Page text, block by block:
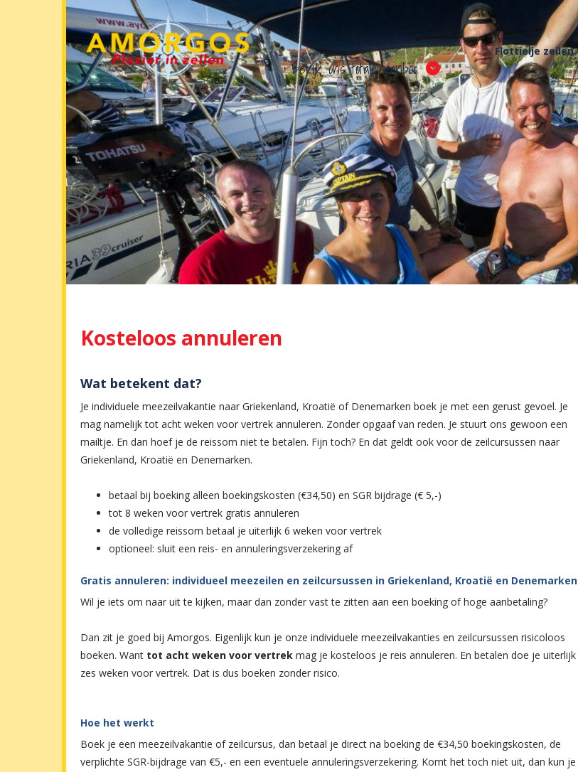
Kosteloos annuleren
Wat betekent dat?
Je individuele meezeilvakantie naar Griekenland, Kroatië of Denemarken boek je met een gerust gevoel. Je
mag namelijk tot acht weken voor vertrek annuleren. Zonder opgaaf van reden. Je stuurt ons gewoon een
mailtje. En dan hoef je de reissom niet te betalen. Fijn toch? En dat geldt ook voor de zeilcursussen naar
Griekenland, Kroatië en Denemarken.
betaal bij boeking alleen boekingskosten (€34,50) en SGR bijdrage (€ 5,-)
tot 8 weken voor vertrek gratis annuleren
de volledige reissom betaal je uiterlijk 6 weken voor vertrek
optioneel: sluit een reis- en annuleringsverzekering af
Gratis annuleren: individueel meezeilen en zeilcursussen in Griekenland, Kroatië en Denemarken
Wil je iets om naar uit te kijken, maar dan zonder vast te zitten aan een boeking of hoge aanbetaling?
Dan zit je goed bij Amorgos. Eigenlijk kun je onze individuele meezeilvakanties en zeilcursussen risicoloos
boeken. Want tot acht weken voor vertrek mag je kosteloos je reis annuleren. En betalen doe je uiterlijk
zes weken voor vertrek. Dat is dus boeken zonder risico.
Hoe het werkt
Boek je een meezeilvakantie of zeilcursus, dan betaal je direct na boeking de €34,50 boekingskosten, de
verplichte SGR-bijdrage van €5,- en een eventuele annuleringsverzekering. Komt het toch niet uit, dan kun je
Bekijk ons totale aanbod
Flottielje zeilen